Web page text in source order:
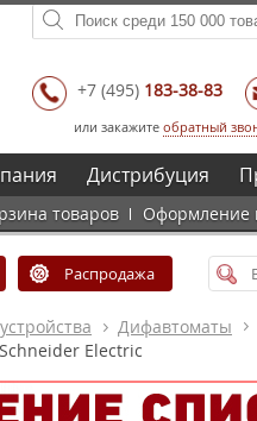
+7 (495) 183-38-83
или закажите обратный
товаров Оформление
Дистрибуция
Распродажа
Дифавтоматы
Electric